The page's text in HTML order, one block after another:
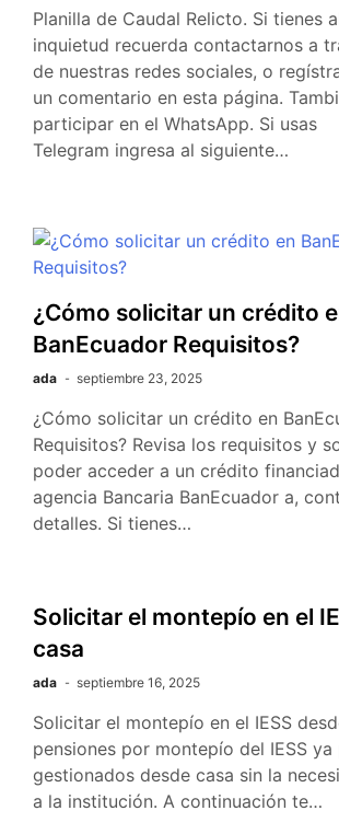
Planilla de Caudal Relicto. Si tienes
inquietud recuerda contactarnos a
de nuestras redes sociales, o
un comentario en esta página.
participar en el WhatsApp. Si usas
Telegram ingresa al siguiente…
¿Cómo solicitar un crédito
BanEcuador Requisitos?
ada septiembre 23, 2025
¿Cómo solicitar un crédito en
Requisitos? Revisa los requisitos y
poder acceder a un crédito
agencia Bancaria BanEcuador a,
detalles. Si tienes…
Solicitar el montepío en el
casa
ada septiembre 16, 2025
Solicitar el montepío en el IESS
pensiones por montepío del IESS ya
gestionados desde casa sin la
a la institución. A continuación te…